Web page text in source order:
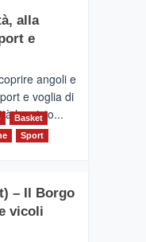
alla
e
angoli e
e voglia di
ha visto...
Basket
Sport
– Il Borgo
vicoli